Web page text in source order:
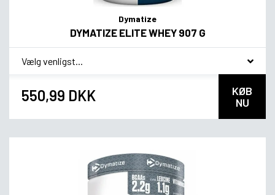
Dymatize
DYMATIZE ELITE WHEY 907 G
* Smagsvariant
550,99 DKK
KØB
NU